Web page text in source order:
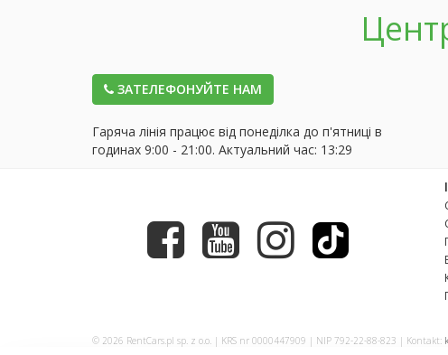
ЗАТЕЛЕФОНУЙТЕ НАМ
Гаряча лінія працює від понеділка до п'ятниці в
годинах 9:00 - 21:00. Актуальний час: 13:29
© 2026 RentCars.pl sp. z o.o. | KRS nr 0000447909 | NIP 792-22-88-823 | Kontakt: